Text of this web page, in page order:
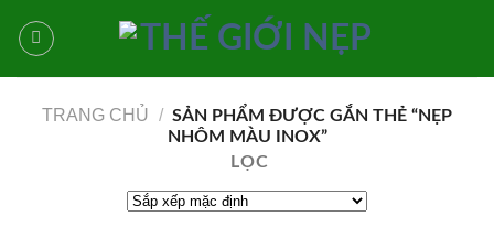
qua
TRANG CHỦ / SẢN PHẨM ĐƯỢC GẮN THẺ “NẸP
NHÔM MÀU INOX”
LỌC